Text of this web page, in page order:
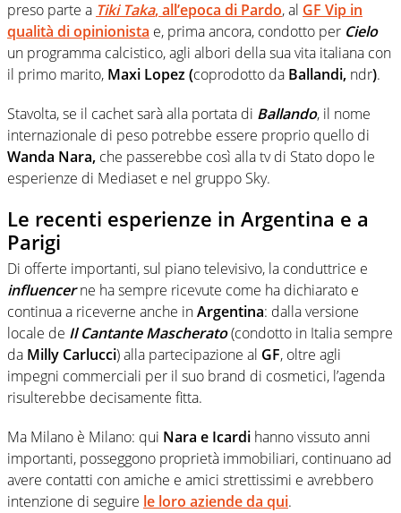
preso parte a Tiki Taka, all’epoca di Pardo, al GF Vip in
qualità di opinionista e, prima ancora, condotto per Cielo
un programma calcistico, agli albori della sua vita italiana con
il primo marito, Maxi Lopez (coprodotto da Ballandi, ndr).
Stavolta, se il cachet sarà alla portata di Ballando, il nome
internazionale di peso potrebbe essere proprio quello di
Wanda Nara, che passerebbe così alla tv di Stato dopo le
esperienze di Mediaset e nel gruppo Sky.
Le recenti esperienze in Argentina e a
Parigi
Di offerte importanti, sul piano televisivo, la conduttrice e
influencer ne ha sempre ricevute come ha dichiarato e
continua a riceverne anche inArgentina: dalla versione
locale de Il Cantante Mascherato(condotto in Italia sempre
da Milly Carlucci) alla partecipazione al GF, oltre agli
impegni commerciali per il suo brand di cosmetici, l’agenda
risulterebbe decisamente fitta.
Ma Milano è Milano: qui Nara e Icardi hanno vissuto anni
importanti, posseggono proprietà immobiliari, continuano ad
avere contatti con amiche e amici strettissimi e avrebbero
intenzione di seguire le loro aziende da qui.